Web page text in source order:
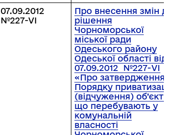
07.09.2012
№227-VI
Про внесення змін до
рішення
Чорноморської
міської ради
Одеського району
Одеської області від
07.09.2012 №227-VI
«Про затвердження
Порядку приватизації
(відчуження) об’єктів,
що перебувають у
комунальній
власності